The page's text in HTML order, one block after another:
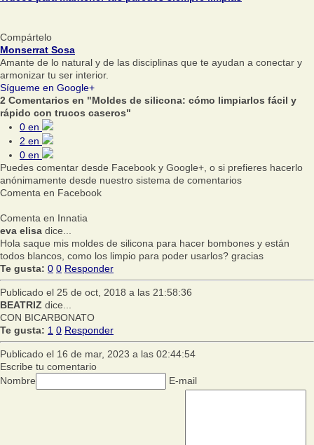
Compártelo
Monserrat Sosa
Amante de lo natural y de las disciplinas que te ayudan a conectar y
armonizar tu ser interior.
Sígueme en Google+
2 Comentarios en "Moldes de silicona: cómo limpiarlos fácil y
rápido con trucos caseros"
0 en
2 en
0 en
Puedes comentar desde Facebook y Google+, o si prefieres hacerlo
anónimamente desde nuestro sistema de comentarios
Comenta en Facebook
Comenta en Innatia
eva elisa dice...
Hola saque mis moldes de silicona para hacer bombones y están
todos blancos, como los limpio para poder usarlos? gracias
Te gusta: 0 0 Responder
Publicado el 25 de oct, 2018 a las 21:58:36
BEATRIZ dice...
CON BICARBONATO
Te gusta: 1 0 Responder
Publicado el 16 de mar, 2023 a las 02:44:54
Escribe tu comentario
Nombre
E-mail